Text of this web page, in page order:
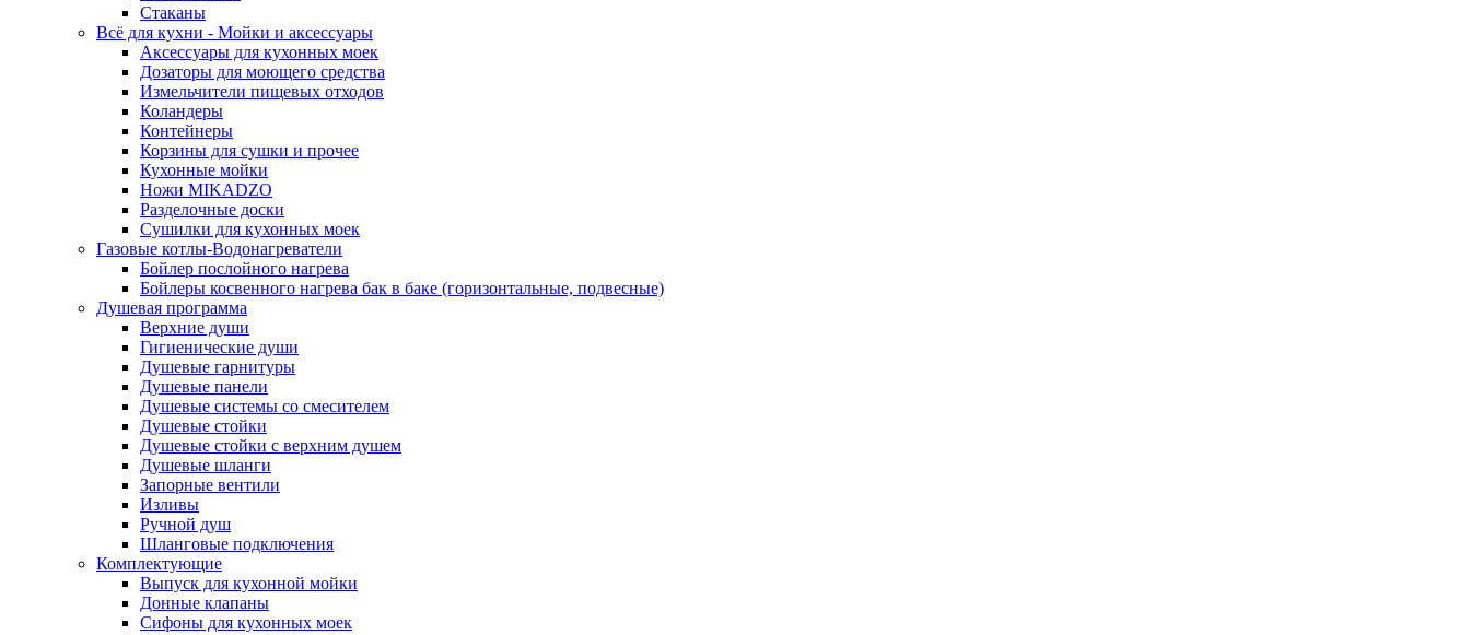
Стаканы
Всё для кухни - Мойки и аксессуары
Аксессуары для кухонных моек
Дозаторы для моющего средства
Измельчители пищевых отходов
Коландеры
Контейнеры
Корзины для сушки и прочее
Кухонные мойки
Ножи MIKADZO
Разделочные доски
Сушилки для кухонных моек
Газовые котлы-Водонагреватели
Бойлер послойного нагрева
Бойлеры косвенного нагрева бак в баке (горизонтальные, подвесные)
Душевая программа
Верхние души
Гигиенические души
Душевые гарнитуры
Душевые панели
Душевые системы со смесителем
Душевые стойки
Душевые стойки с верхним душем
Душевые шланги
Запорные вентили
Изливы
Ручной душ
Шланговые подключения
Комплектующие
Выпуск для кухонной мойки
Донные клапаны
Сифоны для кухонных моек